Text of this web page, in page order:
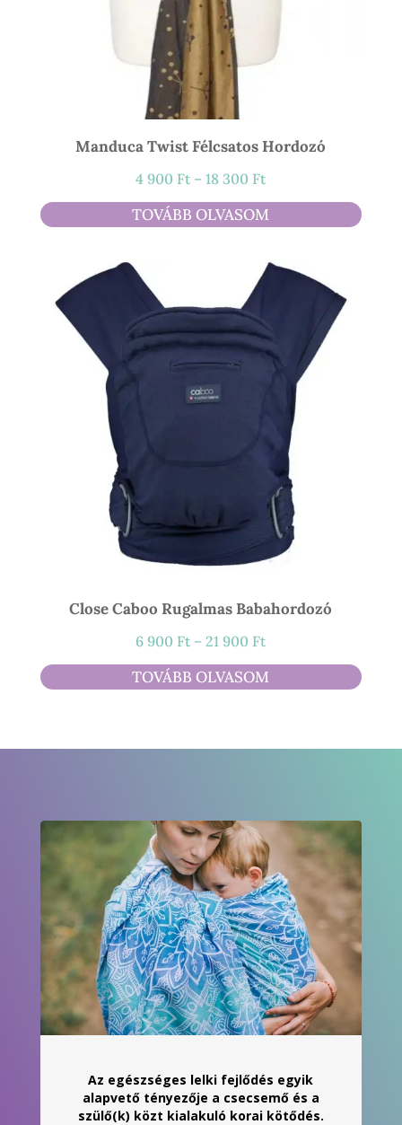
Manduca Twist Félcsatos Hordozó
4 900 Ft – 18 300 FtÁrtartomány:
4
900 Ft
TOVÁBB OLVASOM
Close Caboo Rugalmas Babahordozó
6 900 Ft – 21 900 FtÁrtartomány:
6
900 Ft
TOVÁBB OLVASOM
Az egészséges lelki fejlődés egyik
alapvető tényezője a csecsemő és a
szülő(k) közt kialakuló korai kötődés.